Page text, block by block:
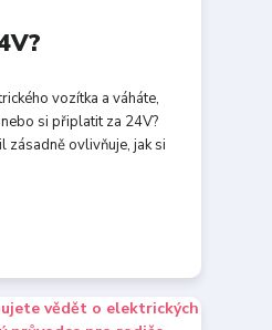
vozítka a váháte,
si připlatit za 24V?
zásadně ovlivňuje, jak si